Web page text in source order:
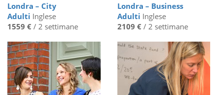
Londra – City
Adulti Inglese
1559 € / 2 settimane
Londra – Business
Adulti Inglese
2109 €/ 2 settimane